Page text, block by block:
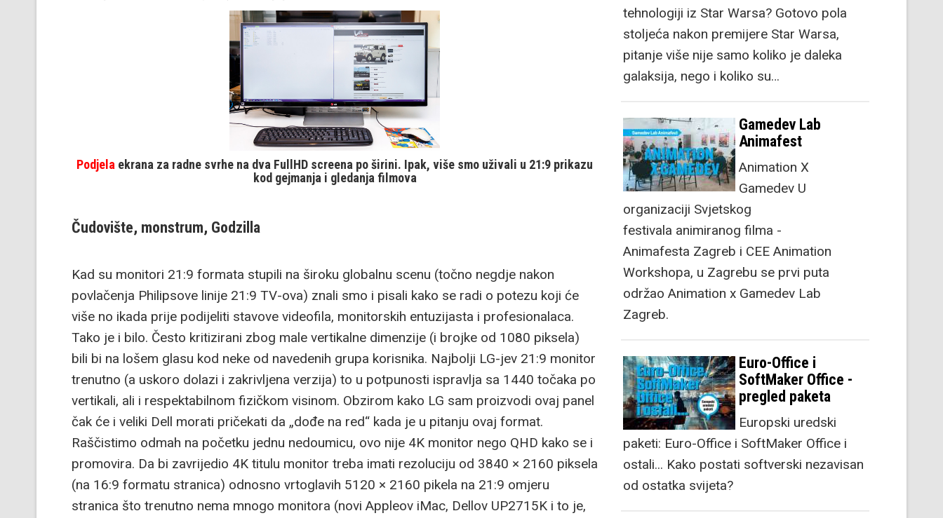
Podjela ekrana za radne svrhe na dva FullHD screena po širini. Ipak, više smo uživali u 21:9 prikazu
kod gejmanja i gledanja filmova
Čudovište, monstrum, Godzilla
Kad su monitori 21:9 formata stupili na široku globalnu scenu (točno negdje nakon
povlačenja Philipsove linije 21:9 TV-ova) znali smo i pisali kako se radi o potezu koji će
više no ikada prije podijeliti stavove videofila, monitorskih entuzijasta i profesionalaca.
Tako je i bilo. Često kritizirani zbog male vertikalne dimenzije (i brojke od 1080 piksela)
bili bi na lošem glasu kod neke od navedenih grupa korisnika. Najbolji LG-jev 21:9 monitor
trenutno (a uskoro dolazi i zakrivljena verzija) to u potpunosti ispravlja sa 1440 točaka po
vertikali, ali i respektabilnom fizičkom visinom. Obzirom kako LG sam proizvodi ovaj panel
čak će i veliki Dell morati pričekati da „dođe na red“ kada je u pitanju ovaj format.
Raščistimo odmah na početku jednu nedoumicu, ovo nije 4K monitor nego QHD kako se i
promovira. Da bi zavrijedio 4K titulu monitor treba imati rezoluciju od 3840 × 2160 piksela
(na 16:9 formatu stranica) odnosno vrtoglavih 5120 × 2160 pikela na 21:9 omjeru
stranica što trenutno nema mnogo monitora (novi Appleov iMac, Dellov UP2715K i to je,
tehnologiji iz Star Warsa? Gotovo pola
stoljeća nakon premijere Star Warsa,
pitanje više nije samo koliko je daleka
galaksija, nego i koliko su…
Gamedev Lab
Animafest
Animation X
Gamedev U
organizaciji Svjetskog
festivala animiranog filma -
Animafesta Zagreb i CEE Animation
Workshopa, u Zagrebu se prvi puta
održao Animation x Gamedev Lab
Zagreb.
Euro-Office i
SoftMaker Office -
pregled paketa
Europski uredski
paketi: Euro-Office i SoftMaker Office i
ostali... Kako postati softverski nezavisan
od ostatka svijeta?